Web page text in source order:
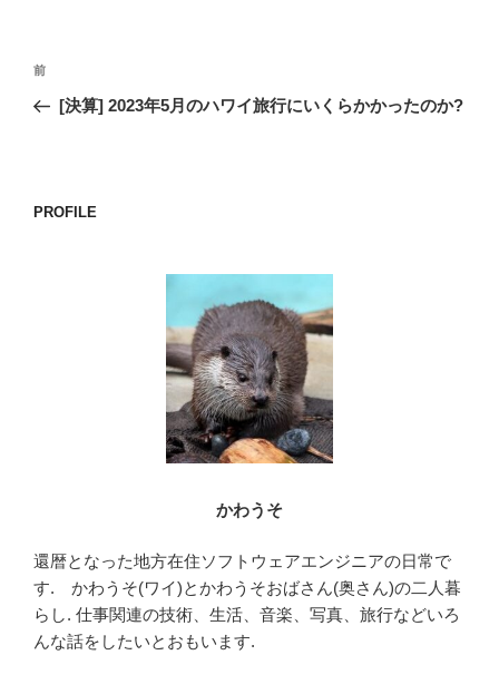
投
ナ
ー
前
の
前
[決算] 2023年5月のハワイ旅行にいくらかかったのか?
PROFILE
かわうそ
還暦となった地方在住ソフトウェアエンジニアの日常で
す. かわうそ(ワイ)とかわうそおばさん(奥さん)の二人暮
らし. 仕事関連の技術、生活、音楽、写真、旅行などいろ
んな話をしたいとおもいます.